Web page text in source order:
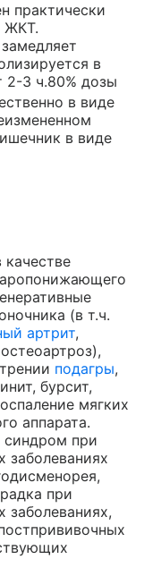
практически
ЖКТ.
в
2-3 ч.80% дозы
в виде
в виде
(в т.ч.
артрит,
подагры,
бурсит,
мягких
аппарата.
синдром при
заболеваниях
при
заболеваниях,